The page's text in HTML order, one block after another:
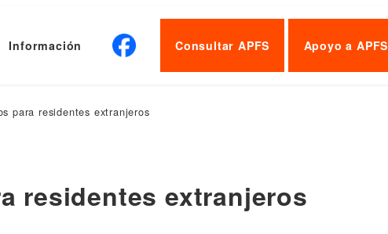
Información Consultar APFS Apoyo a APFS
para residentes extranjeros
residentes extranjeros